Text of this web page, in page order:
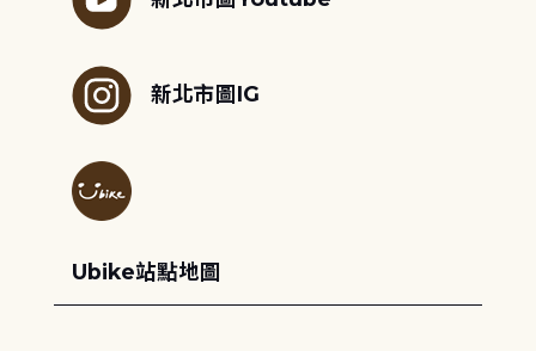
新北市圖IG
Ubike站點地圖